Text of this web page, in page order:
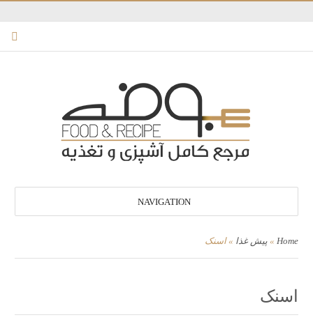
NAVIGATION
Home
» پیش غذا » اسنک
اسنک